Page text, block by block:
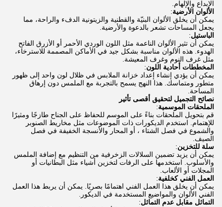
الإبداع والإلهام.
الألوان الأرضية:
يمكن أن يخلق الألوان البنيّة والقطنية والزيتونية الدفء والراحة، مما
يجعل المساحات تشعر بالدعوة والأرضية.
الباستيل:
يمكن أن تثير الألوان الناعمة مثل اللون الوردي الأحمر أو الأزرق الفاتح
الهدوء. هذه الألوان مناسبة بشكل جيد في الأماكن المصممة للاسترخاء،
مثل غرف النوم وغرف المعيشة.
المخططات أحادية اللون:
يمكن أن يؤدي إنشاء إعداد خزانة الملابس في ظلال لون واحد إلى ظهور
متطور ومتماسك. هذا النهج يسمح بالتجربة مع الملمس دون إرهاق
المساحة.
نصائح التجميل لتحقيق أقصى تأثير
الملحقات الموسمية:
قم بتحويل الملحقات بناءً على الموسم للحفاظ على الجناح طازجًا ومثيرًا
للإهتمام. استخدم الديكورات ذات الموضوعات مثل مخاريط الصنوبر
والشموع في فصل الشتاء ، أو المحار والأنسجة الخفيفة في فصل
الصيف.
سلة للتخزين:
يمكن أن يزيد تضمين السلالات الزخرفية من التنظيم مع إضافة الملمس
والأسلوب. استخدمها على الرفات لتخزين أشياء مثل البطانيات أو
المجلات أو الألعاب.
العمل الفني كخلفية:
يمكن أن يخلق هذا العمل الفني اهتمامًا بصريًا. يمكن أن يربط هذا العمل
الفني الألوان والمواضيع المستخدمة في الديكور.
التماثل مقابل عدم التماثل: